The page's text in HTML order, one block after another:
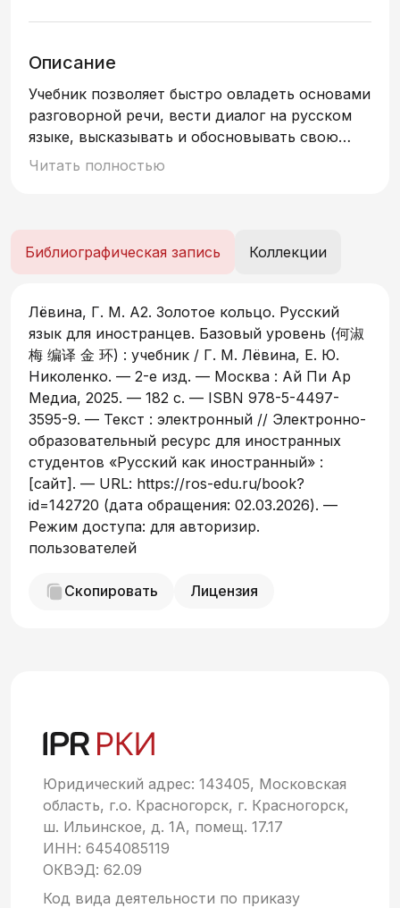
Описание
Учебник позволяет быстро овладеть основами
разговорной речи, вести диалог на русском
языке, высказывать и обосновывать свою
точку зрения по общекультурным вопросам на
требуется 70–100 аудиторных часов + 70–100
часов самостоятельной работы . Учебник
факультетов, курсов русского языка,
индивидуального обучения. 本教材能使您快速掌
握会话言语基础知识，用俄语对话，使用1000个积极
词汇说出并论证自己的关于一般文化问题的观点。语法
材料在基础等级范围之内。掌握本教材需要70–100个
课时加上70–100个小时的自学。本教材适用于俄语预
科系，俄语学习班，以及个人学习者。
Читать полностью
Библиографическая запись Коллекции
Лёвина, Г. М. А2. Золотое кольцо. Русский
язык для иностранцев. Базовый уровень (何淑
梅 编译 金 环) : учебник / Г. М. Лёвина, Е. Ю.
Николенко. — 2-е изд. — Москва : Ай Пи Ар
Медиа, 2025. — 182 c. — ISBN 978-5-4497-
3595-9. — Текст : электронный // Электронно-
образовательный ресурс для иностранных
студентов «Русский как иностранный» :
[сайт]. — URL: https://ros-edu.ru/book?
id=142720 (дата обращения: 02.03.2026). —
Режим доступа: для авторизир.
пользователей
Скопировать Лицензия
Юридический адрес: 143405, Московская
область, г.о. Красногорск, г. Красногорск,
ш. Ильинское, д. 1А, помещ. 17.17
ИНН: 6454085119
ОКВЭД: 62.09
Код вида деятельности по приказу